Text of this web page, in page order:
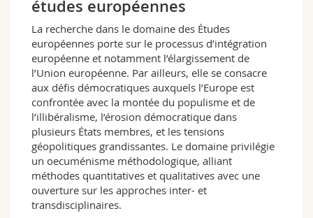
Sciences et médecine
Interfacultaire
Collaborateurs
Doctorants
Webmail
Programme des cours
MyUnifr
études européennes
La recherche dans le domaine des Études
européennes porte sur le processus d’intégration
européenne et notamment l’élargissement de
l’Union européenne. Par ailleurs, elle se consacre
aux défis démocratiques auxquels l’Europe est
confrontée avec la montée du populisme et de
l’illibéralisme, l’érosion démocratique dans
plusieurs États membres, et les tensions
géopolitiques grandissantes. Le domaine privilégie
un oecuménisme méthodologique, alliant
méthodes quantitatives et qualitatives avec une
ouverture sur les approches inter- et
transdisciplinaires.